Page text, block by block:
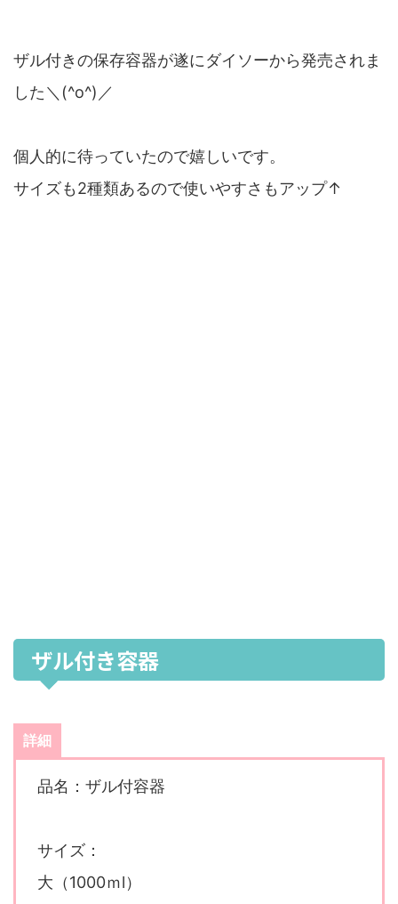
ザル付きの保存容器が遂にダイソーから発売されま
した＼(^o^)／
個人的に待っていたので嬉しいです。
サイズも2種類あるので使いやすさもアップ↑
ザル付き容器
詳細
品名：ザル付容器
サイズ：
大（1000ｍl）